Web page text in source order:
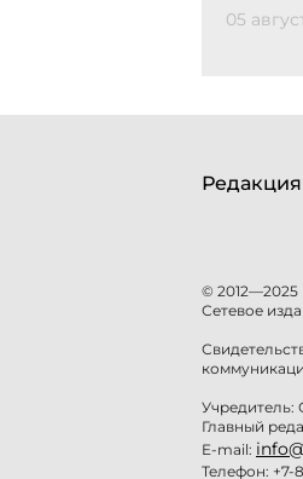
05
Редакция
© 2012—2025
Сетевое
Учредитель:
Главный
E-mail:
Телефон: +7-